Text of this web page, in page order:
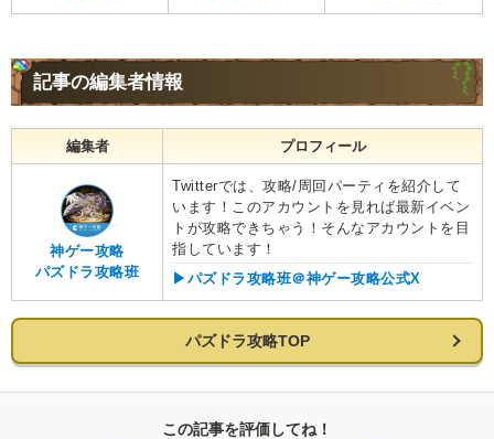
記事の編集者情報
編集者 プロフィール
神ゲー攻略
パズドラ攻略班
Twitterでは、攻略/周回パーティを紹介して
います！このアカウントを見れば最新イベン
トが攻略できちゃう！そんなアカウントを目
指しています！
▶︎パズドラ攻略班＠神ゲー攻略公式X
パズドラ攻略TOP
この記事を評価してね！